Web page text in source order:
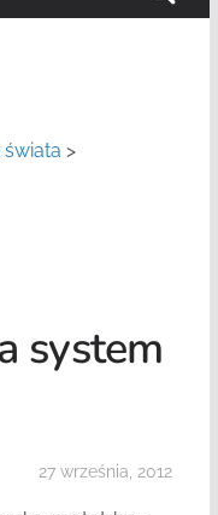
świata >
system
27 września, 2012